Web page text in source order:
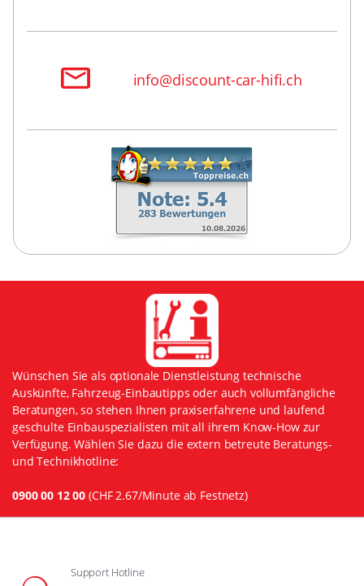
info@discount-car-hifi.ch
Wünschen Sie als optionale Dienstleistung technische
Auskünfte, Fahrzeug-Einbautipps oder auch vollumfängliche
Beratungen, so stehen Ihnen praxiserfahrene und laufend
geschulte Einbauspezialisten mit all ihrem Know-How zur
Verfügung. Wählen Sie dazu die extern betreute Beratungs-
und Technikhotline:
0900 00 12 00 (CHF 2.67/Minute ab Festnetz)
Support Hotline